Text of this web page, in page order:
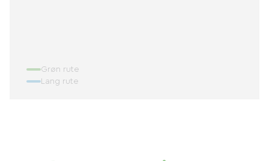
Grøn rute
Lang rute